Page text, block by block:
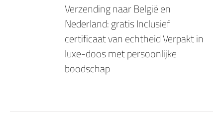
Verzending naar België en
Nederland: gratis Inclusief
certificaat van echtheid Verpakt in
luxe-doos met persoonlijke
boodschap